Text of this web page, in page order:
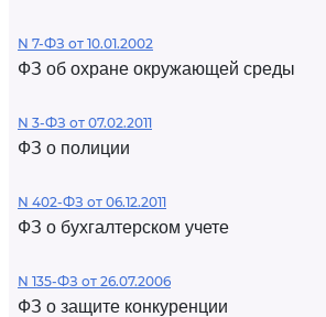
N 7-ФЗ от 10.01.2002
ФЗ об охране окружающей среды
N 3-ФЗ от 07.02.2011
ФЗ о полиции
N 402-ФЗ от 06.12.2011
ФЗ о бухгалтерском учете
N 135-ФЗ от 26.07.2006
ФЗ о защите конкуренции